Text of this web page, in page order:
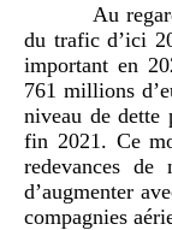
Au
du trafic d’ici
important en
761 millions
niveau de dette
fin 2021. Ce
redevances de
d’augmenter
compagnies